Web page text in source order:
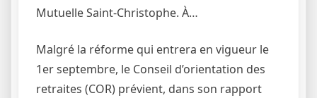
Mutuelle Saint-Christophe. À…
Malgré la réforme qui entrera en vigueur le
1er septembre, le Conseil d’orientation des
retraites (COR) prévient, dans son rapport